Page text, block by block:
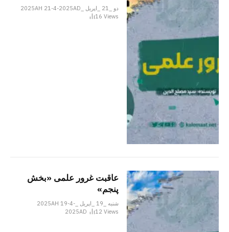
دو _21 _اپریل _2025AH 21-4-2025AD
16Views
عاقبت غرور علمی «بخش
پنجم»
شنبه _19 _اپریل _2025AH 19-4-
2025AD
12Views